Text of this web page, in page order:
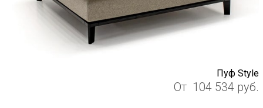
Пуф Style
От 104 534 руб.